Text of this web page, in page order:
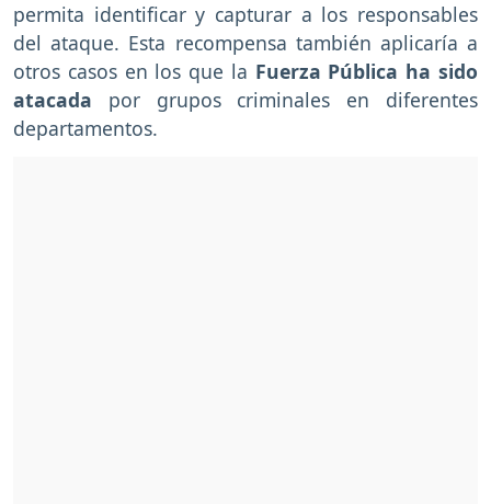
permita identificar y capturar a los responsables
del ataque. Esta recompensa también aplicaría a
otros casos en los que la Fuerza Pública ha sido
atacada por grupos criminales en diferentes
departamentos.